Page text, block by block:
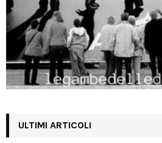
ULTIMI ARTICOLI